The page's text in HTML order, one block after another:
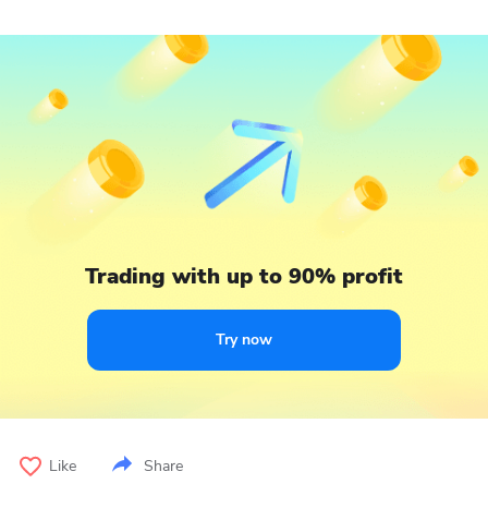
Trading with up to 90% profit
Try now
Like Share